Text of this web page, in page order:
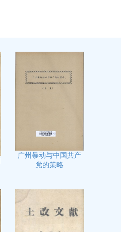
广州暴动与中国共产
党的策略